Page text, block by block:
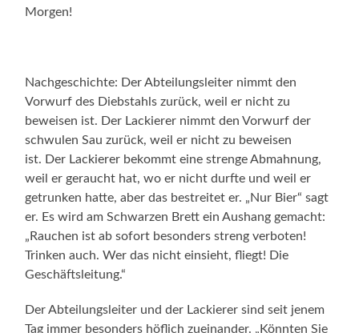
Morgen!
Nachgeschichte: Der Abteilungsleiter nimmt den
Vorwurf des Diebstahls zurück, weil er nicht zu
beweisen ist. Der Lackierer nimmt den Vorwurf der
schwulen Sau zurück, weil er nicht zu beweisen
ist. Der Lackierer bekommt eine strenge Abmahnung,
weil er geraucht hat, wo er nicht durfte und weil er
getrunken hatte, aber das bestreitet er. „Nur Bier“ sagt
er. Es wird am Schwarzen Brett ein Aushang gemacht:
„Rauchen ist ab sofort besonders streng verboten!
Trinken auch. Wer das nicht einsieht, fliegt! Die
Geschäftsleitung.“
Der Abteilungsleiter und der Lackierer sind seit jenem
Tag immer besonders höflich zueinander. „Könnten Sie